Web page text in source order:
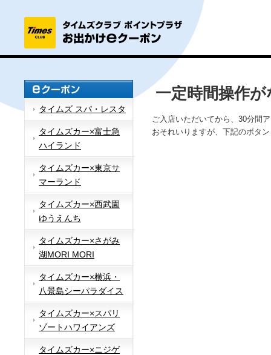
タイムズ スパ・レスタ
タイムズカー×富士急
ハイランド
タイムズカー×東京サ
マーランド
タイムズカー×西武園
ゆうえんち
タイムズカー×さがみ
湖MORI MORI
タイムズカー×横浜・
八景島シーパラダイス
タイムズカー×スパリ
ゾートハワイアンズ
タイムズカー×ニジゲ
一定時間操作
ご入店いただいてから、30分間
おそれいりますが、下記のボタ